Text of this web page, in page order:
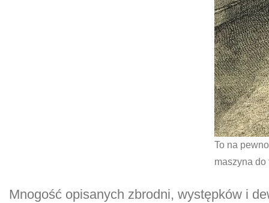
To na
maszyna do
Mnogość opisanych zbrodni, występków i